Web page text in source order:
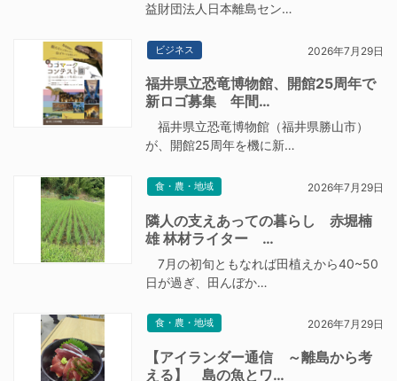
益財団法人日本離島セン…
ビジネス 2026年7月29日
福井県立恐竜博物館、開館25周年で
新ロゴ募集 年間…
福井県立恐竜博物館（福井県勝山市）
が、開館25周年を機に新…
食・農・地域 2026年7月29日
隣人の支えあっての暮らし 赤堀楠
雄 林材ライター …
7月の初旬ともなれば田植えから40~50
日が過ぎ、田んぼか…
食・農・地域 2026年7月29日
【アイランダー通信 ～離島から考
える】 島の魚とワ…